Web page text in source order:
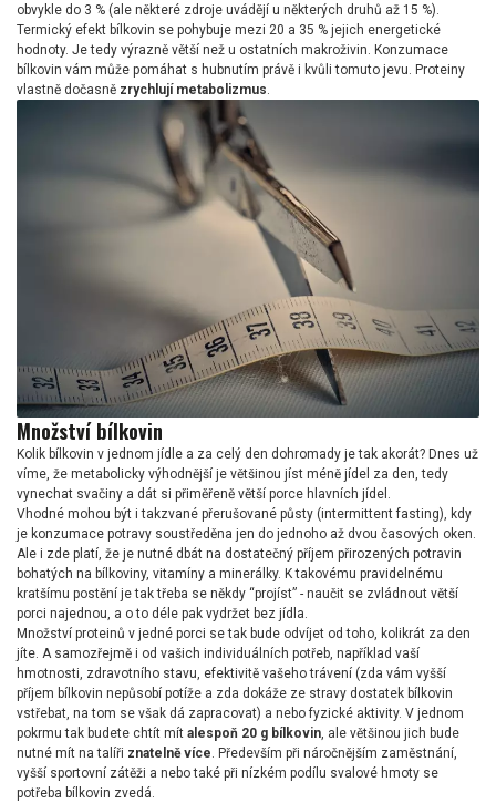
obvykle do 3 % (ale některé zdroje uvádějí u některých druhů až 15 %).
Termický efekt bílkovin se pohybuje mezi 20 a 35 % jejich energetické
hodnoty. Je tedy výrazně větší než u ostatních makroživin. Konzumace
bílkovin vám může pomáhat s hubnutím právě i kvůli tomuto jevu. Proteiny
vlastně dočasně zrychlují metabolizmus.
Množství bílkovin
Kolik bílkovin v jednom jídle a za celý den dohromady je tak akorát? Dnes už
víme, že metabolicky výhodnější je většinou jíst méně jídel za den, tedy
vynechat svačiny a dát si přiměřeně větší porce hlavních jídel.
Vhodné mohou být i takzvané přerušované půsty (intermittent fasting), kdy
je konzumace potravy soustředěna jen do jednoho až dvou časových oken.
Ale i zde platí, že je nutné dbát na dostatečný příjem přirozených potravin
bohatých na bílkoviny, vitamíny a minerálky. K takovému pravidelnému
kratšímu postění je tak třeba se někdy “projíst” - naučit se zvládnout větší
porci najednou, a o to déle pak vydržet bez jídla.
Množství proteinů v jedné porci se tak bude odvíjet od toho, kolikrát za den
jíte. A samozřejmě i od vašich individuálních potřeb, například vaší
hmotnosti, zdravotního stavu, efektivitě vašeho trávení (zda vám vyšší
příjem bílkovin nepůsobí potíže a zda dokáže ze stravy dostatek bílkovin
vstřebat, na tom se však dá zapracovat) a nebo fyzické aktivity. V jednom
pokrmu tak budete chtít mít alespoň 20 g bílkovin, ale většinou jich bude
nutné mít na talíři znatelně více. Především při náročnějším zaměstnání,
vyšší sportovní zátěži a nebo také při nízkém podílu svalové hmoty se
potřeba bílkovin zvedá.